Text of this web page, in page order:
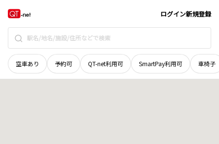
ログイン新規登録
空車あり 予約可 QT-net利用可 SmartPay利用可 車椅子
宮城県